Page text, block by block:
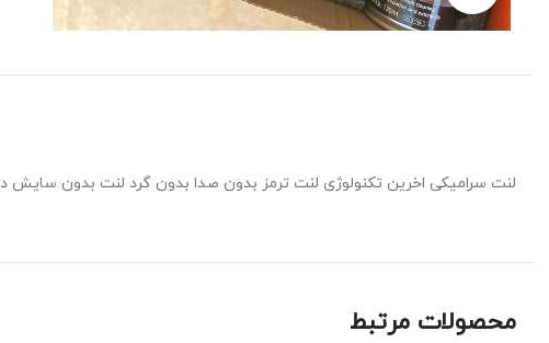
لنت سرامیکی اخرین تکنولوژی لنت ترمز بدون صدا بدون گرد لنت بدون سایش
محصولات مرتبط